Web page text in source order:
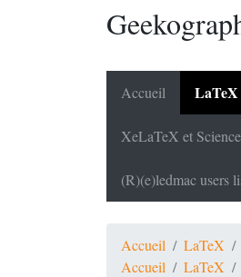
Accueil LaTeX
XeLaTeX et
(R)(e)ledmac users
Accueil LaTeX
Accueil LaTeX